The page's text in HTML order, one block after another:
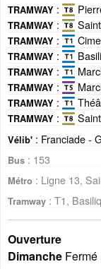
TRAMWAY :
TRAMWAY :
TRAMWAY :
TRAMWAY :
TRAMWAY :
TRAMWAY :
TRAMWAY :
TRAMWAY :
Vélib' : Franciade -
Bus : 153
Métro : Ligne 13,
Tramway : T1,
Ouverture
Dimanche Fermé